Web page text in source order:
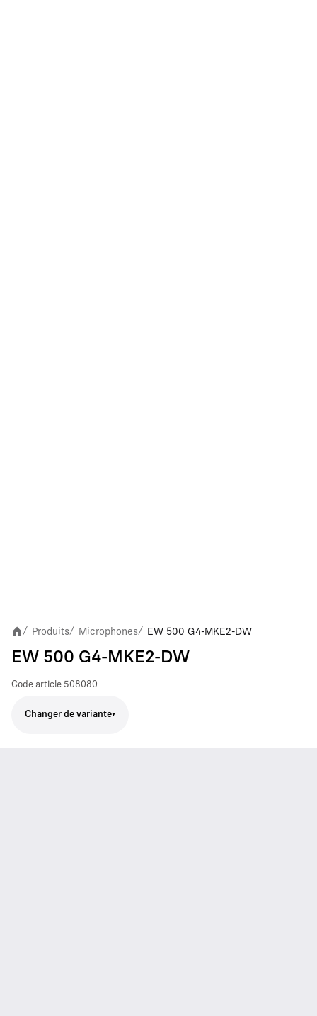
/ Produits/ Microphones/ EW 500 G4-MKE2-DW
EW 500 G4-MKE2-DW
Code article 508080
Changer de variante